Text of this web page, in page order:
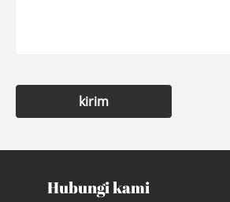
kirim
Hubungi kami